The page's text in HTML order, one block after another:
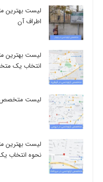
لیست بهترین
اطراف آن
لیست بهترین
انتخاب یک
لیست متخصص
لیست بهترین
نحوه